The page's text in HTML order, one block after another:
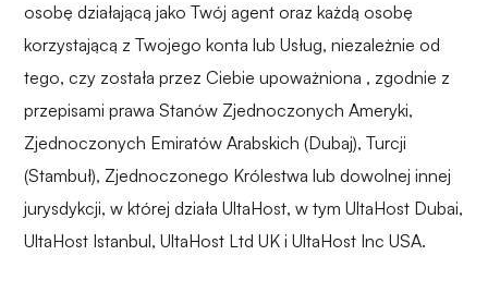
osobę działającą jako Twój agent oraz każdą osobę
korzystającą z Twojego konta lub Usług, niezależnie od
tego, czy została przez Ciebie upoważniona , zgodnie z
przepisami prawa Stanów Zjednoczonych Ameryki,
Zjednoczonych Emiratów Arabskich (Dubaj), Turcji
(Stambuł), Zjednoczonego Królestwa lub dowolnej innej
jurysdykcji, w której działa UltaHost, w tym UltaHost Dubai,
UltaHost Istanbul, UltaHost Ltd UK i UltaHost Inc USA.